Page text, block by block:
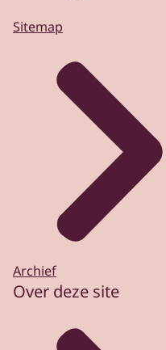
Sitemap
Archief
Over deze site